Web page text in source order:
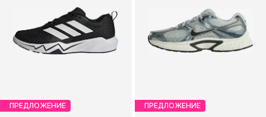
ПРЕДЛОЖЕНИЕ ПРЕДЛОЖЕНИЕ